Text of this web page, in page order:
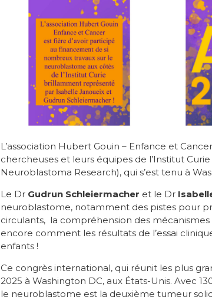
L’association Hubert Gouin – Enfance et
chercheuses et leurs équipes de l’Institut
Neuroblastoma Research), qui s’est tenu à
Le Dr Gudrun Schleiermacher et le Dr
neuroblastome, notamment des pistes pour
circulants, la compréhension des
encore comment les résultats de l’essai
enfants !
Ce congrès international, qui réunit les plus
2025 à Washington DC, aux États-Unis. Avec
le neuroblastome est la deuxième tumeur